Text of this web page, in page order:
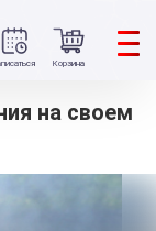
Корзина
на своем